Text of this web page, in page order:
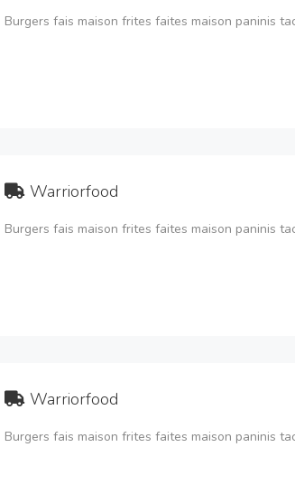
Burgers fais maison frites faites maison paninis
Warriorfood
Burgers fais maison frites faites maison paninis
Warriorfood
Burgers fais maison frites faites maison paninis